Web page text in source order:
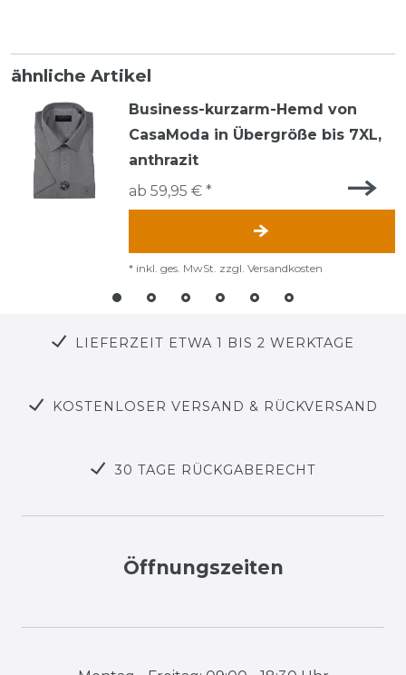
ähnliche Artikel
Business-kurzarm-Hemd von
CasaModa in Übergröße bis 7XL,
anthrazit
ab 59,95 € *
* inkl. ges. MwSt. zzgl. Versandkosten
LIEFERZEIT ETWA 1 BIS 2 WERKTAGE
KOSTENLOSER VERSAND & RÜCKVERSAND
30 TAGE RÜCKGABERECHT
Öffnungszeiten